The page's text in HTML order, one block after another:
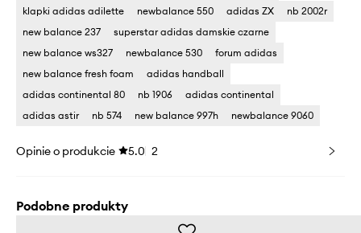
klapki adidas adilette newbalance 550 adidas ZX
nb 2002r
new balance 237
superstar adidas damskie czarne
new balance ws327
newbalance 530
forum adidas
new balance fresh foam
adidas handball
adidas continental 80
nb 1906
adidas continental
adidas astir
nb 574 new balance 997h newbalance 9060
Opinie o produkcie 5.0 2
Podobne produkty